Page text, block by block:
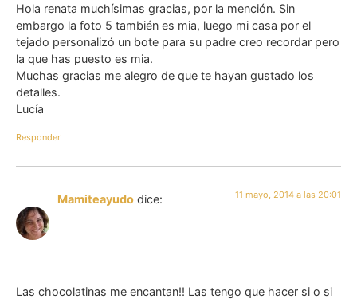
Hola renata muchísimas gracias, por la mención. Sin
embargo la foto 5 también es mia, luego mi casa por el
tejado personalizó un bote para su padre creo recordar pero
la que has puesto es mia.
Muchas gracias me alegro de que te hayan gustado los
detalles.
Lucía
Responder
Mamiteayudo dice: 11 mayo, 2014 a las 20:01
Las chocolatinas me encantan!! Las tengo que hacer si o si